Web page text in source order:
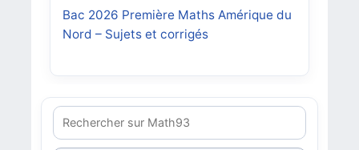
Bac 2026 Première Maths Amérique du
Nord – Sujets et corrigés